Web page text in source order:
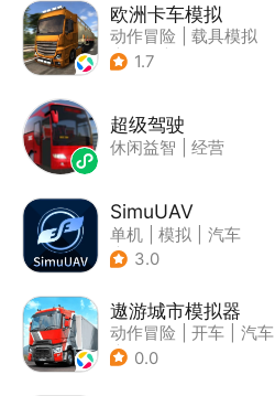
欧洲卡车模拟
动作冒险
载具模拟
| 汽车
1.7
超级驾驶
休闲益智 经营
SimuUAV
单机 模拟
汽车
| 烧脑
3.0
遨游城市模拟器
动作冒险 开车
汽车
| 载具模拟
0.0